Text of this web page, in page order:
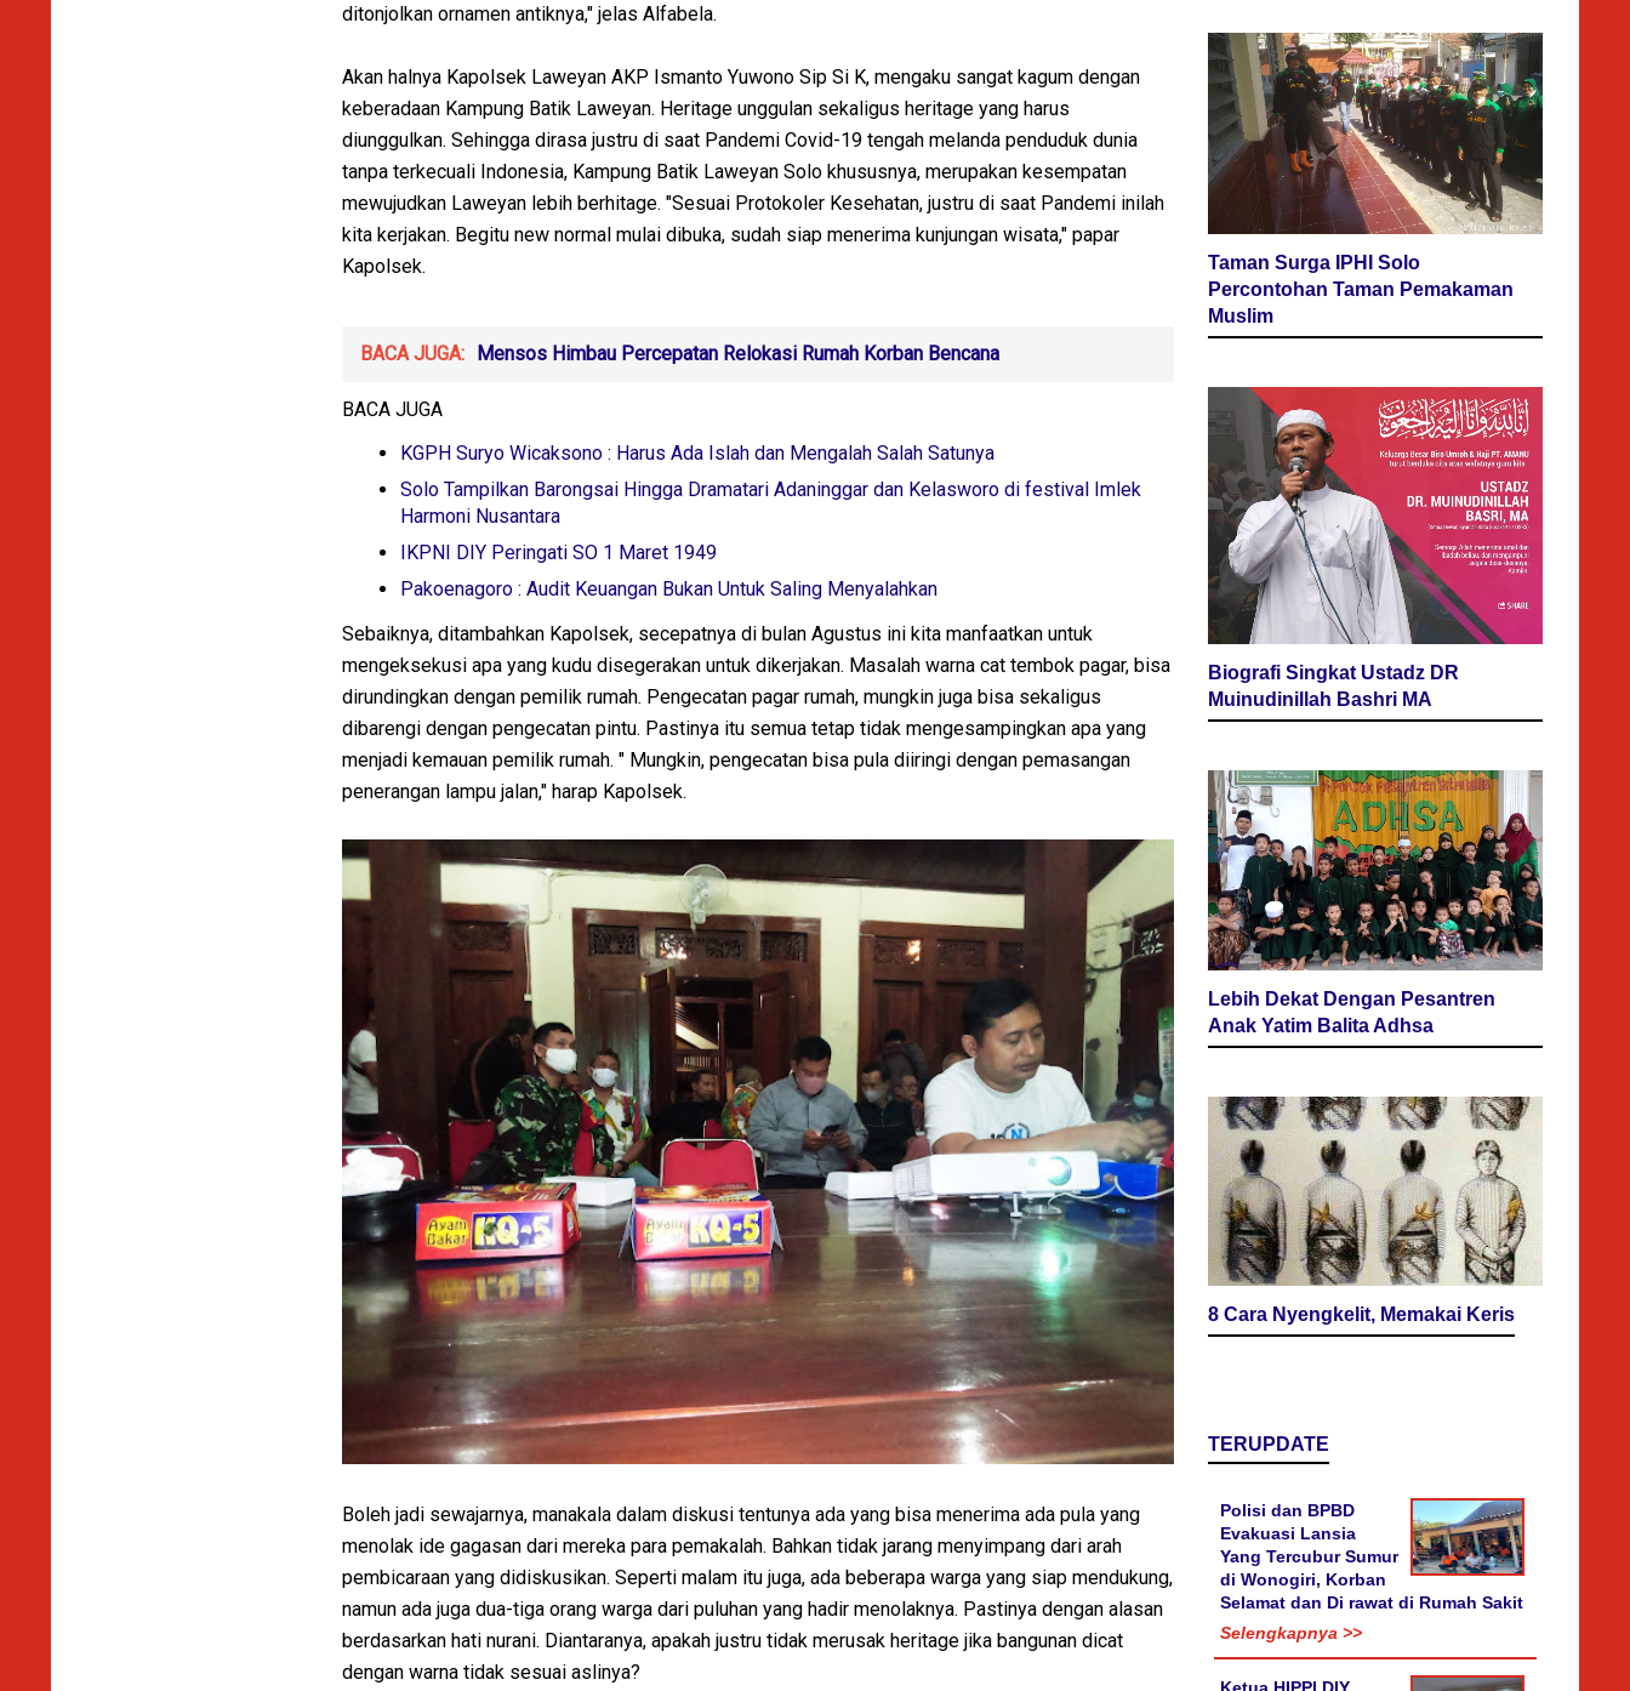
ditonjolkan ornamen antiknya," jelas Alfabela.
Akan halnya Kapolsek Laweyan AKP Ismanto Yuwono Sip Si K, mengaku sangat kagum dengan
keberadaan Kampung Batik Laweyan. Heritage unggulan sekaligus heritage yang harus
diunggulkan. Sehingga dirasa justru di saat Pandemi Covid-19 tengah melanda penduduk dunia
tanpa terkecuali Indonesia, Kampung Batik Laweyan Solo khususnya, merupakan kesempatan
mewujudkan Laweyan lebih berhitage. "Sesuai Protokoler Kesehatan, justru di saat Pandemi inilah
kita kerjakan. Begitu new normal mulai dibuka, sudah siap menerima kunjungan wisata," papar
Kapolsek.
BACA JUGA: Mensos Himbau Percepatan Relokasi Rumah Korban Bencana
BACA JUGA
KGPH Suryo Wicaksono : Harus Ada Islah dan Mengalah Salah Satunya
Solo Tampilkan Barongsai Hingga Dramatari Adaninggar dan Kelasworo di festival Imlek
Harmoni Nusantara
IKPNI DIY Peringati SO 1 Maret 1949
Pakoenagoro : Audit Keuangan Bukan Untuk Saling Menyalahkan
Sebaiknya, ditambahkan Kapolsek, secepatnya di bulan Agustus ini kita manfaatkan untuk
mengeksekusi apa yang kudu disegerakan untuk dikerjakan. Masalah warna cat tembok pagar, bisa
dirundingkan dengan pemilik rumah. Pengecatan pagar rumah, mungkin juga bisa sekaligus
dibarengi dengan pengecatan pintu. Pastinya itu semua tetap tidak mengesampingkan apa yang
menjadi kemauan pemilik rumah. " Mungkin, pengecatan bisa pula diiringi dengan pemasangan
penerangan lampu jalan," harap Kapolsek.
Boleh jadi sewajarnya, manakala dalam diskusi tentunya ada yang bisa menerima ada pula yang
menolak ide gagasan dari mereka para pemakalah. Bahkan tidak jarang menyimpang dari arah
pembicaraan yang didiskusikan. Seperti malam itu juga, ada beberapa warga yang siap mendukung,
namun ada juga dua-tiga orang warga dari puluhan yang hadir menolaknya. Pastinya dengan alasan
berdasarkan hati nurani. Diantaranya, apakah justru tidak merusak heritage jika bangunan dicat
dengan warna tidak sesuai aslinya?
Taman Surga IPHI Solo
Percontohan Taman Pemakaman
Muslim
Biografi Singkat Ustadz DR
Muinudinillah Bashri MA
Lebih Dekat Dengan Pesantren
Anak Yatim Balita Adhsa
8 Cara Nyengkelit, Memakai Keris
TERUPDATE
Polisi dan BPBD
Evakuasi Lansia
Yang Tercubur Sumur
di Wonogiri, Korban
Selamat dan Di rawat di Rumah Sakit
Selengkapnya >>
Ketua HIPPI DIY